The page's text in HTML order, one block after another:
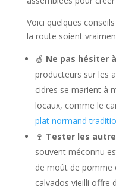
Voici quelques
la route soient
🍏 Ne pas hésiter
producteurs sur les
cidres se marient à
locaux, comme le
plat normand
🍷 Tester les
souvent méconnu
de moût de pomme
calvados vieilli offre